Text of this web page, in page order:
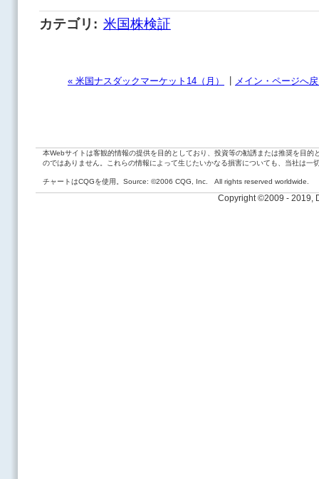
カテゴリ : 米国株検証
« 米国ナスダックマーケット14（月） | メイン・ページへ
本Webサイトは客観的情報の提供を目的としており、投資等の勧誘または推奨を目
のではありません。これらの情報によって生じたいかなる損害についても、当社は一
チャートはCQGを使用。Source: ©2006 CQG, Inc. All rights reserved worldwide.
Copyright ©2009 - 2019,